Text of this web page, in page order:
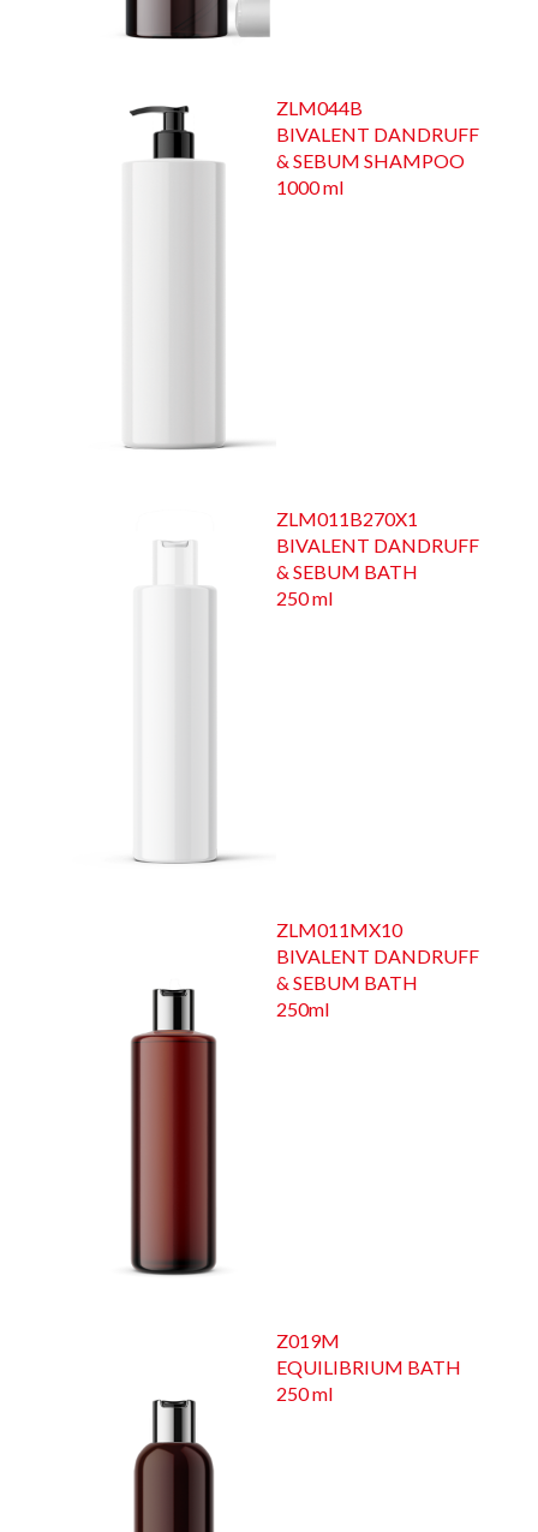
ZLM044B
BIVALENT DANDRUFF
& SEBUM SHAMPOO
1000 ml
ZLM011B270X1
BIVALENT DANDRUFF
& SEBUM BATH
250 ml
ZLM011MX10
BIVALENT DANDRUFF
& SEBUM BATH
250ml
Z019M
EQUILIBRIUM BATH
250 ml